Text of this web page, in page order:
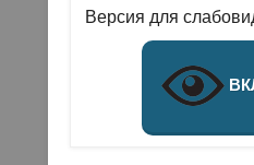
Версия для